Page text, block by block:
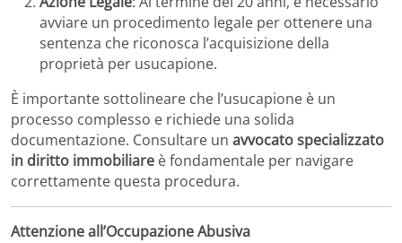
avviare un procedimento legale per ottenere una
sentenza che riconosca l’acquisizione della
proprietà per usucapione.
È importante sottolineare che l’usucapione è un
processo complesso e richiede una solida
documentazione. Consultare un avvocato specializzato
in diritto immobiliare è fondamentale per navigare
correttamente questa procedura.
Attenzione all’Occupazione Abusiva